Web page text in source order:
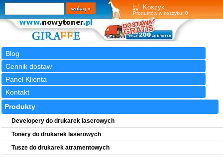
Koszyk
Produktów w koszyku: 0
Blog
Cennik dostaw
Panel Klienta
Kontakt
Wyszukiwarka
szukaj
Produkty
Developery do drukarek laserowych
Tonery do drukarek laserowych
Tusze do drukarek atramentowych